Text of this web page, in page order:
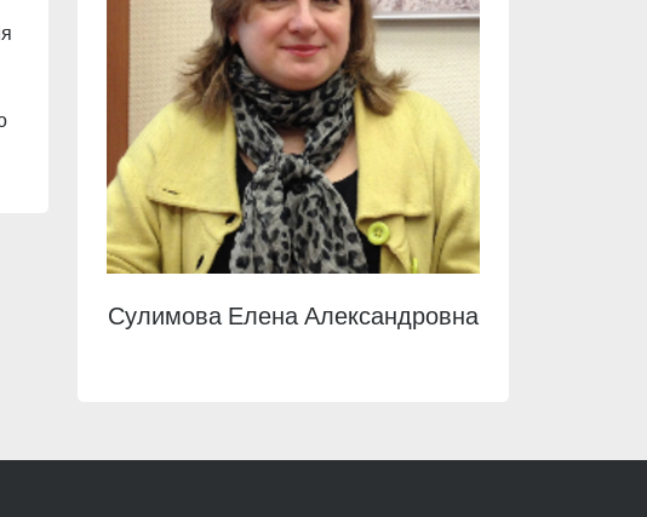
Сулимова Елена Александровна